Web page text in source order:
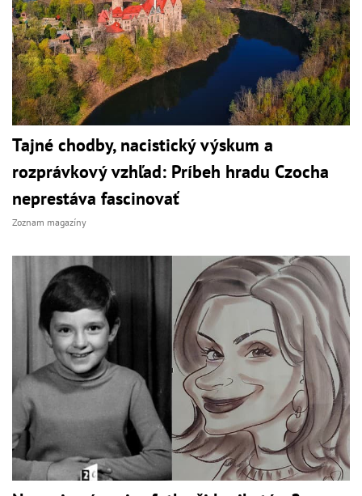
Tajné chodby, nacistický výskum a
rozprávkový vzhľad: Príbeh hradu Czocha
neprestáva fascinovať
Zoznam magazíny